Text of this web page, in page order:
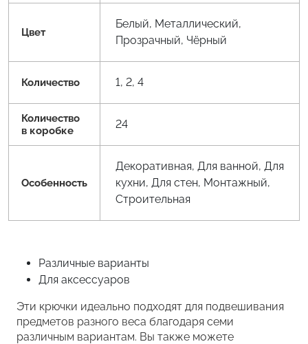
Цвет
Белый, Металлический,
Прозрачный, Чёрный
Количество 1, 2, 4
Количество
в коробке
24
Особенность
Декоративная, Для ванной, Для
кухни, Для стен, Монтажный,
Строительная
Различные варианты
Для аксессуаров
Эти крючки идеально подходят для подвешивания
предметов разного веса благодаря семи
различным вариантам. Вы также можете